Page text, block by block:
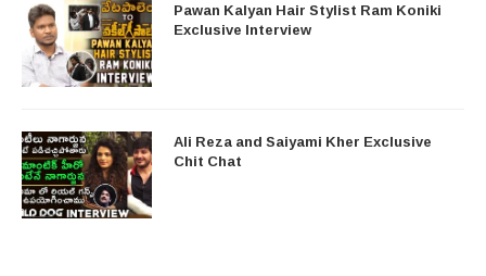
Pawan Kalyan Hair Stylist Ram Koniki
Exclusive Interview
Ali Reza and Saiyami Kher Exclusive
Chit Chat